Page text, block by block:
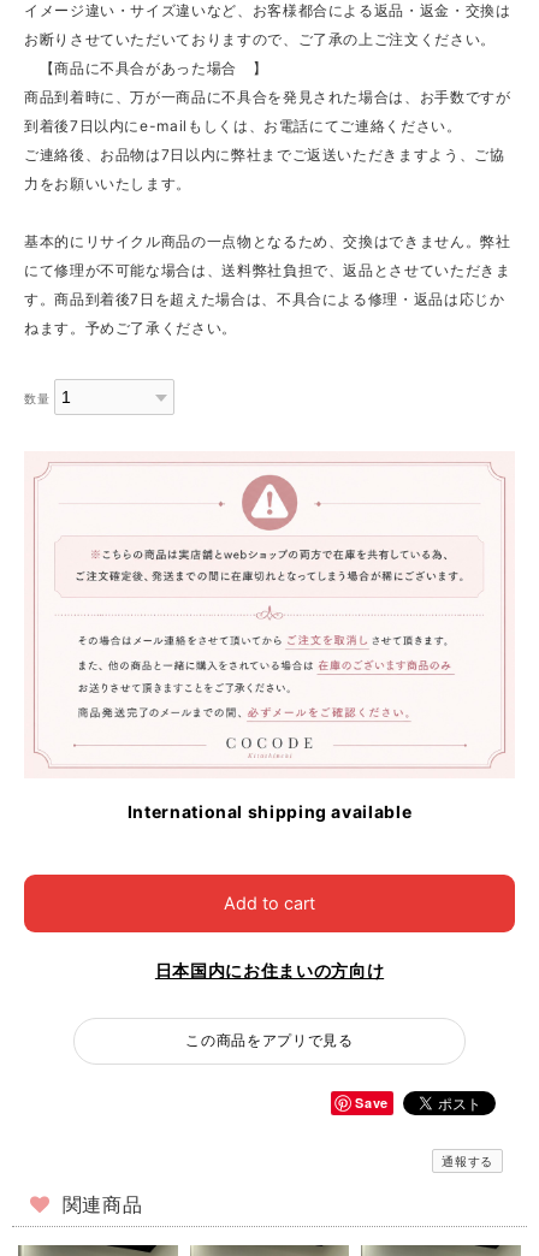
イメージ違い・サイズ違いなど、お客様都合による返品・返金・交換は
お断りさせていただいておりますので、ご了承の上ご注文ください。
【商品に不具合があった場合 】
商品到着時に、万が一商品に不具合を発見された場合は、お手数ですが
到着後7日以内にe-mailもしくは、お電話にてご連絡ください。
ご連絡後、お品物は7日以内に弊社までご返送いただきますよう、ご協
力をお願いいたします。
基本的にリサイクル商品の一点物となるため、交換はできません。弊社
にて修理が不可能な場合は、送料弊社負担で、返品とさせていただきま
す。商品到着後7日を超えた場合は、不具合による修理・返品は応じか
ねます。予めご了承ください。
数量
International shipping available
Add to cart
日本国内にお住まいの方向け
この商品をアプリで見る
Save
通報する
関連商品